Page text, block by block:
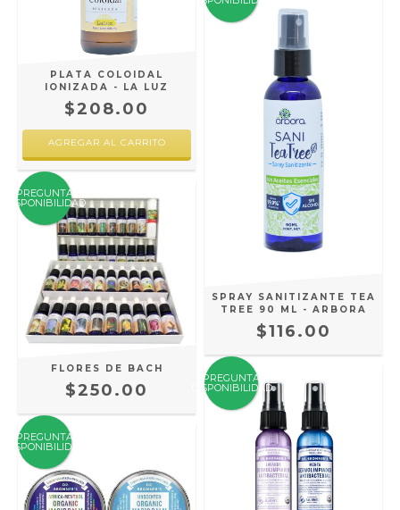
PLATA COLOIDAL
IONIZADA - LA LUZ
$208.00
AGREGAR AL CARRITO
SPRAY SANITIZANTE TEA
TREE 90 ML - ARBORA
$116.00
PREGUNTA
DISPONIBILIDAD
FLORES DE BACH
$250.00
PREGUNTA
DISPONIBILIDAD
PREGUNTA
DISPONIBILIDAD